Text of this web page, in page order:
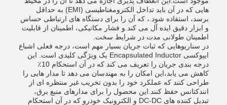
هایی که در آن باید تداخل الکترومغناطیسی (EMI) به حداقل
برسد، استفاده شود.، که آن را برای دستگاه های ارتباطی حساس
و ابزار دقیق ایده آل می کند.و فشار مکانیکی، اطمینان از قابلیت
اطمینان طولانی مدت در شرایط سخت.
در سناریوهایی که ثبات جریان بسیار مهم است، درجه فعلی اشباع
ایپوکسی Encapsulated Inductor یک ویژگی کلیدی است. این
درجه بندی جریان را تعریف می کند که در آن استحکام 10٪
کاهش می یابد،این امکان را به مهندسان می دهد تا مدار هایی را
طراحی کنند که عملکرد خود را بدون تخریب غیر منتظره ای از
انندکتانس حفظ کنند.این محصول را برای مدارهای منبع برق،
تبدیل کننده های DC-DC و الکترونیک خودرو که در آن استحکام